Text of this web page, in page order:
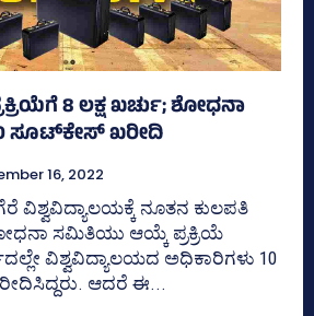
8 ಲಕ್ಷ ಖರ್ಚು; ಶೋಧನಾ
ಸೂಟ್‌ಕೇಸ್‌ ಖರೀದಿ
16, 2022
ವಿಶ್ವವಿದ್ಯಾಲಯಕ್ಕೆ ನೂತನ ಕುಲಪತಿ
ಸಮಿತಿಯು ಆಯ್ಕೆ ಪ್ರಕ್ರಿಯೆ
ವಿಶ್ವವಿದ್ಯಾಲಯದ ಅಧಿಕಾರಿಗಳು 10
ಆದರೆ ಈ...